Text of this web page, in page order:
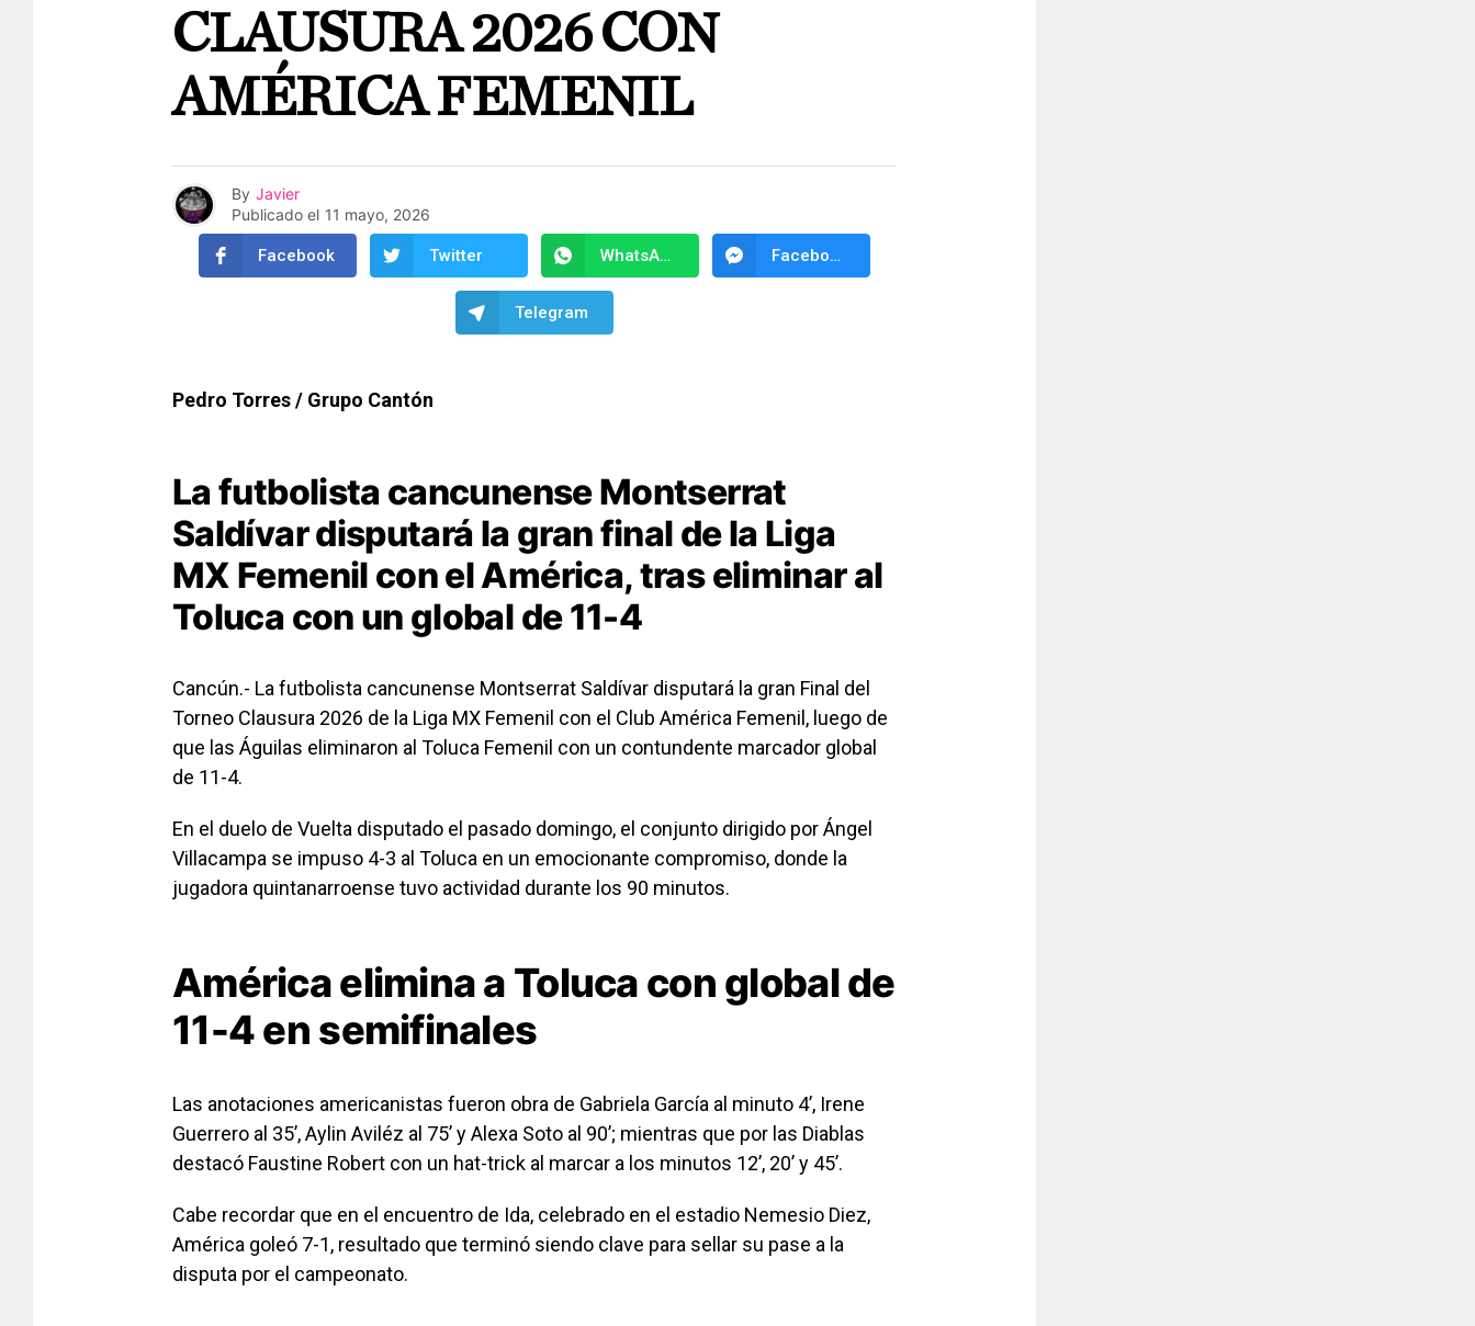
CLAUSURA 2026 CON
AMÉRICA FEMENIL
By Javier
Publicado el 11 mayo, 2026
Facebook Twitter WhatsApp Facebook Messenger
Telegram
Pedro Torres / Grupo Cantón
La futbolista cancunense Montserrat
Saldívar disputará la gran final de la Liga
MX Femenil con el América, tras eliminar al
Toluca con un global de 11-4
Cancún.- La futbolista cancunense Montserrat Saldívar disputará la gran Final del
Torneo Clausura 2026 de la Liga MX Femenil con el Club América Femenil , luego de
que las Águilas eliminaron al Toluca Femenil con un contundente marcador global
de 11-4.
En el duelo de Vuelta disputado el pasado domingo, el conjunto dirigido porÁngel
Villacampa se impuso 4-3 al Toluca en un emocionante compromiso, donde la
jugadora quintanarroense tuvo actividad durante los 90 minutos.
América elimina a Toluca con global de
11-4 en semifinales
Las anotaciones americanistas fueron obra de Gabriela García al minuto 4’, Irene
Guerrero al 35’, Aylin Aviléz al 75’ y Alexa Soto al 90’; mientras que por las Diablas
destacó Faustine Robert con un hat-trick al marcar a los minutos 12’, 20’ y 45’.
Cabe recordar que en el encuentro de Ida, celebrado en el estadio Nemesio Diez,
América goleó 7-1, resultado que terminó siendo clave para sellar su pase a la
disputa por el campeonato.